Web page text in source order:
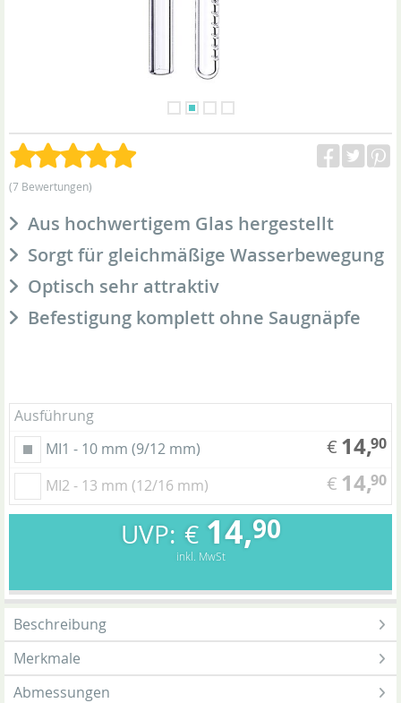
(7 Bewertungen)
Aus hochwertigem Glas hergestellt
Sorgt für gleichmäßige Wasserbewegung
Optisch sehr attraktiv
Befestigung komplett ohne Saugnäpfe
Ausführung
€ 14,90
MI1 - 10 mm (9/12 mm)
€ 14,90
MI2 - 13 mm (12/16 mm)
€ 14,90
inkl. MwSt
Beschreibung
Merkmale
Abmessungen